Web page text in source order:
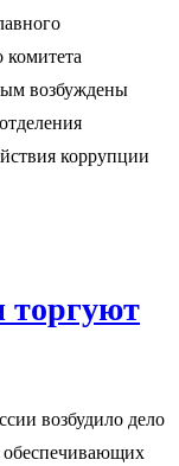
комитета
возбуждены
коррупции
торгуют
возбудило дело